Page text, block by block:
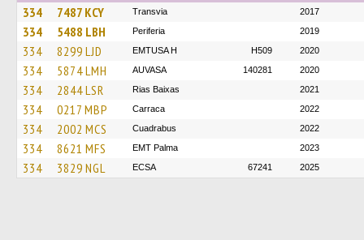
334 7487 KCY Transvia 2017
334 5488 LBH Periferia 2019
334 8299 LJD EMTUSA H H509 2020
334 5874 LMH AUVASA 140281 2020
334 2844 LSR Rias Baixas 2021
334 0217 MBP Carraca 2022
334 2002 MCS Cuadrabus 2022
334 8621 MFS EMT Palma 2023
334 3829 NGL ECSA 67241 2025